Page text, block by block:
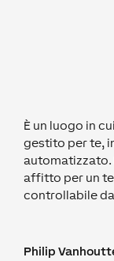
È un luogo in
gestito per te,
automatizzato.
affitto per un
controllabile
Philip